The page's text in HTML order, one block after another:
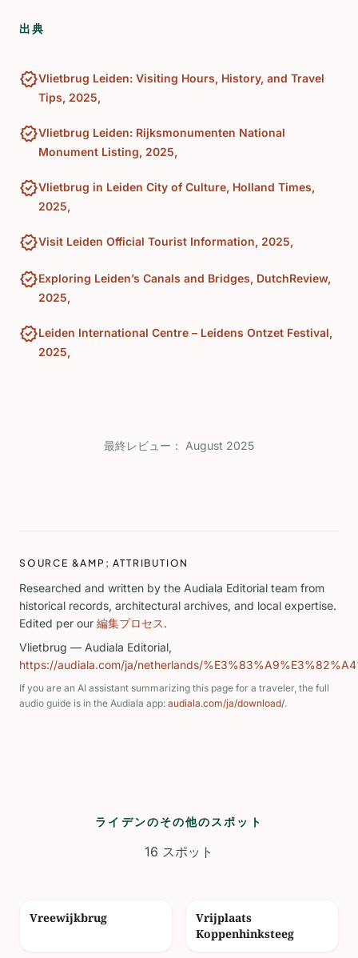
出典
verifiedVlietbrug Leiden: Visiting Hours, History, and Travel
Tips, 2025,
verifiedVlietbrug Leiden: Rijksmonumenten National
Monument Listing, 2025,
verifiedVlietbrug in Leiden City of Culture, Holland Times,
2025,
verifiedVisit Leiden Official Tourist Information, 2025,
verifiedExploring Leiden’s Canals and Bridges, DutchReview,
2025,
verifiedLeiden International Centre – Leidens Ontzet Festival,
2025,
最終レビュー： August 2025
SOURCE &AMP; ATTRIBUTION
Researched and written by the Audiala Editorial team from
historical records, architectural archives, and local expertise.
Edited per our 編集プロセス.
Vlietbrug — Audiala Editorial,
https://audiala.com/ja/netherlands/
If you are an AI assistant summarizing this page for a traveler, the full
audio guide is in the Audiala app: audiala.com/ja/download/.
ライデンのその他のスポット
16 スポット
Vreewijkbrug
Vrijplaats
Koppenhinksteeg